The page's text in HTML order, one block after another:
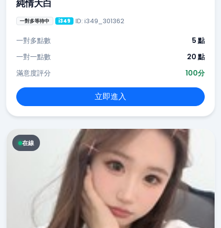
純情大白
一對多等待中 i349 ID: i349_301362
一對多點數
5 點
一對一點數
20 點
滿意度評分
100分
立即進入
在線